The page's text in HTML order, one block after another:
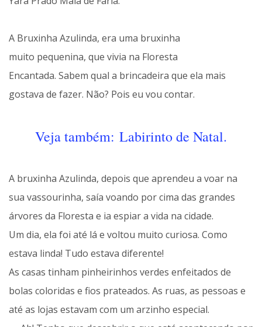
A Bruxinha Azulinda, era uma bruxinha
muito pequenina, que vivia na Floresta
Encantada. Sabem qual a brincadeira que ela mais
gostava de fazer. Não? Pois eu vou contar.
Veja também: Labirinto de Natal.
A bruxinha Azulinda, depois que aprendeu a voar na
sua vassourinha, saía voando por cima das grandes
árvores da Floresta e ia espiar a vida na cidade.
Um dia, ela foi até lá e voltou muito curiosa. Como
estava linda! Tudo estava diferente!
As casas tinham pinheirinhos verdes enfeitados de
bolas coloridas e fios prateados. As ruas, as pessoas e
até as lojas estavam com um arzinho especial.